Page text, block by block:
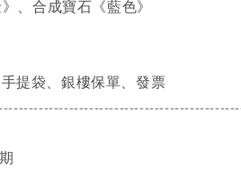
、合成寶石《藍色》
提袋、銀樓保單、發票